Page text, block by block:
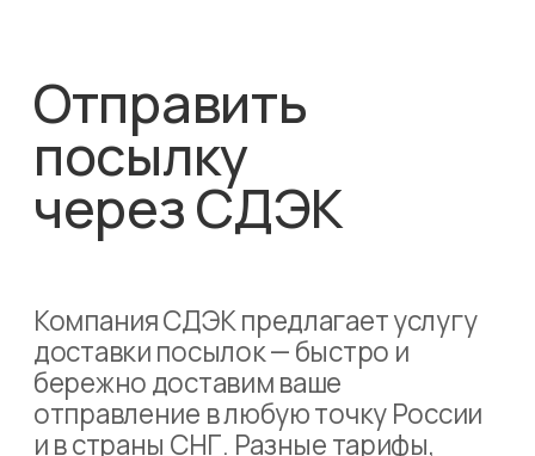
Компания СДЭК предлагает услугу
доставки посылок — быстро и
бережно доставим ваше
отправление в любую точку России
есть все, чтобы обеспечивать
лучший сервис для наших клиентов.
через СДЭК